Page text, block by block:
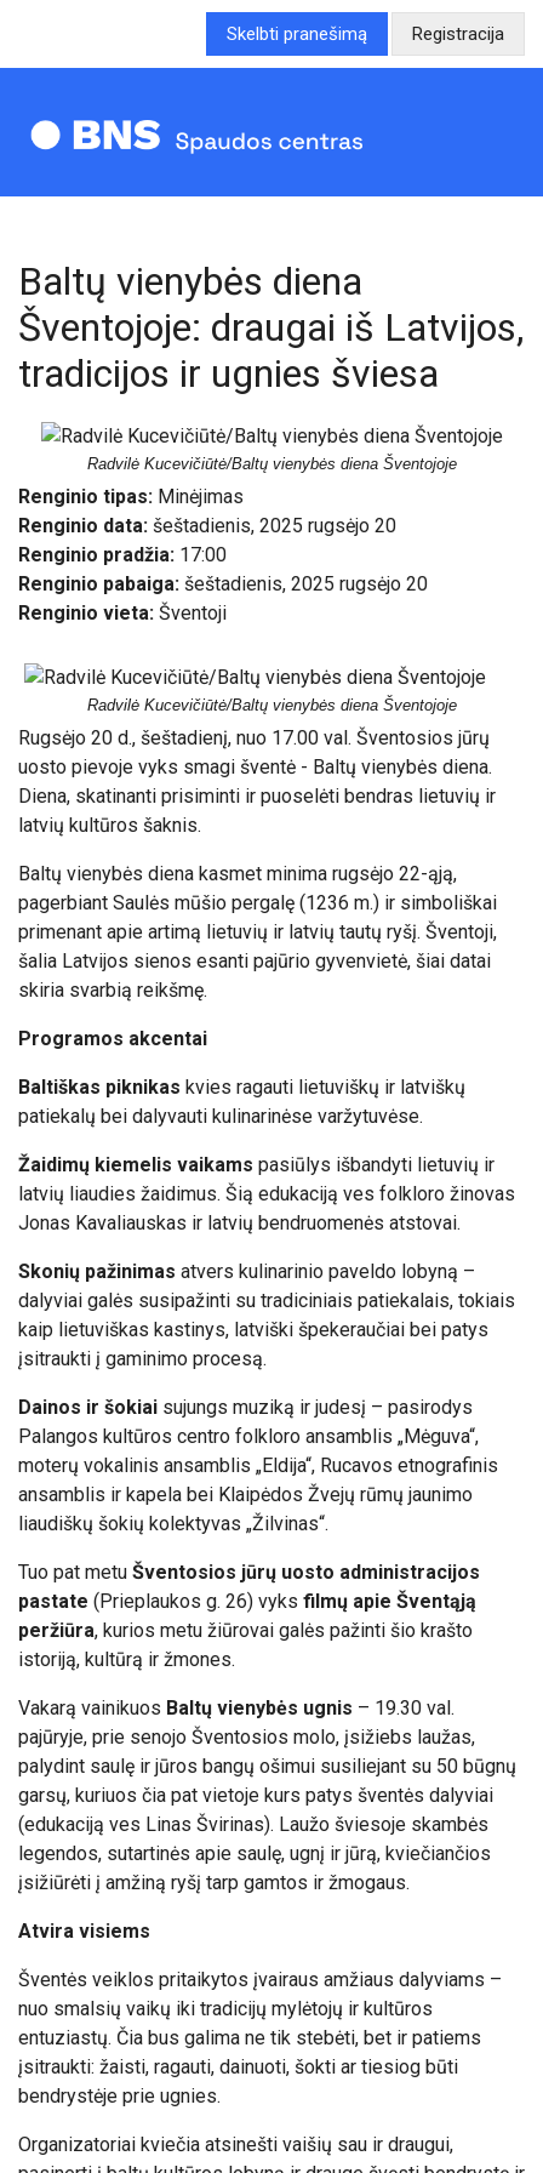
Skelbti pranešimą Registracija
Baltų vienybės diena
Šventojoje: draugai iš Latvijos,
tradicijos ir ugnies šviesa
Radvilė Kucevičiūtė/Baltų vienybės diena Šventojoje
Renginio tipas: Minėjimas
Renginio data: šeštadienis, 2025 rugsėjo 20
Renginio pradžia: 17:00
Renginio pabaiga: šeštadienis, 2025 rugsėjo 20
Renginio vieta: Šventoji
Radvilė Kucevičiūtė/Baltų vienybės diena Šventojoje
Rugsėjo 20 d., šeštadienį, nuo 17.00 val. Šventosios jūrų
uosto pievoje vyks smagi šventė - Baltų vienybės diena.
Diena, skatinanti prisiminti ir puoselėti bendras lietuvių ir
latvių kultūros šaknis.
Baltų vienybės diena kasmet minima rugsėjo 22-ąją,
pagerbiant Saulės mūšio pergalę (1236 m.) ir simboliškai
primenant apie artimą lietuvių ir latvių tautų ryšį. Šventoji,
šalia Latvijos sienos esanti pajūrio gyvenvietė, šiai datai
skiria svarbią reikšmę.
Programos akcentai
Baltiškas piknikas kvies ragauti lietuviškų ir latviškų
patiekalų bei dalyvauti kulinarinėse varžytuvėse.
Žaidimų kiemelis vaikams pasiūlys išbandyti lietuvių ir
latvių liaudies žaidimus. Šią edukaciją ves folkloro žinovas
Jonas Kavaliauskas ir latvių bendruomenės atstovai.
Skonių pažinimas atvers kulinarinio paveldo lobyną –
dalyviai galės susipažinti su tradiciniais patiekalais, tokiais
kaip lietuviškas kastinys, latviški špekeraučiai bei patys
įsitraukti į gaminimo procesą.
Dainos ir šokiai sujungs muziką ir judesį – pasirodys
Palangos kultūros centro folkloro ansamblis „Mėguva“,
moterų vokalinis ansamblis „Eldija“, Rucavos etnografinis
ansamblis ir kapela bei Klaipėdos Žvejų rūmų jaunimo
liaudiškų šokių kolektyvas „Žilvinas“.
Tuo pat metu Šventosios jūrų uosto administracijos
pastate (Prieplaukos g. 26) vyks filmų apie Šventąją
peržiūra, kurios metu žiūrovai galės pažinti šio krašto
istoriją, kultūrą ir žmones.
Vakarą vainikuos Baltų vienybės ugnis – 19.30 val.
pajūryje, prie senojo Šventosios molo, įsižiebs laužas,
palydint saulę ir jūros bangų ošimui susiliejant su 50 būgnų
garsų, kuriuos čia pat vietoje kurs patys šventės dalyviai
(edukaciją ves Linas Švirinas). Laužo šviesoje skambės
legendos, sutartinės apie saulę, ugnį ir jūrą, kviečiančios
įsižiūrėti į amžiną ryšį tarp gamtos ir žmogaus.
Atvira visiems
Šventės veiklos pritaikytos įvairaus amžiaus dalyviams –
nuo smalsių vaikų iki tradicijų mylėtojų ir kultūros
entuziastų. Čia bus galima ne tik stebėti, bet ir patiems
įsitraukti: žaisti, ragauti, dainuoti, šokti ar tiesiog būti
bendrystėje prie ugnies.
Organizatoriai kviečia atsinešti vaišių sau ir draugui,